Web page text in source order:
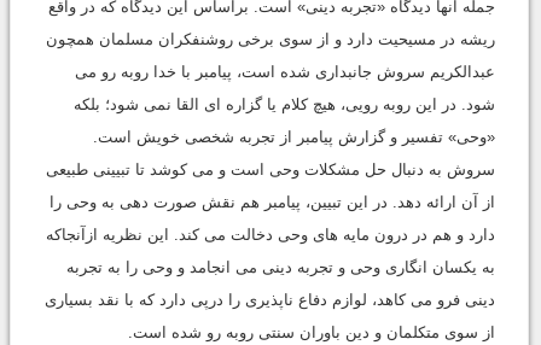
جمله آنها دیدگاه «تجربه دینی» است. براساس این دیدگاه که در واقع
ریشه در مسیحیت دارد و از سوی برخی روشنفکران مسلمان همچون
عبدالکریم سروش جانبداری شده است، پیامبر با خدا روبه رو می
شود. در این روبه رویی، هیچ کلام یا گزاره ای القا نمی شود؛ بلکه
«وحی» تفسیر و گزارش پیامبر از تجربه شخصی خویش است.
سروش به دنبال حل مشکلات وحی است و می کوشد تا تبیینی طبیعی
از آن ارائه دهد. در این تبیین، پیامبر هم نقش صورت دهی به وحی را
دارد و هم در درون مایه های وحی دخالت می کند. این نظریه ازآنجاکه
به یکسان انگاری وحی و تجربه دینی می انجامد و وحی را به تجربه
دینی فرو می کاهد، لوازم دفاع ناپذیری را درپی دارد که با نقد بسیاری
از سوی متکلمان و دین باوران سنتی روبه رو شده است.